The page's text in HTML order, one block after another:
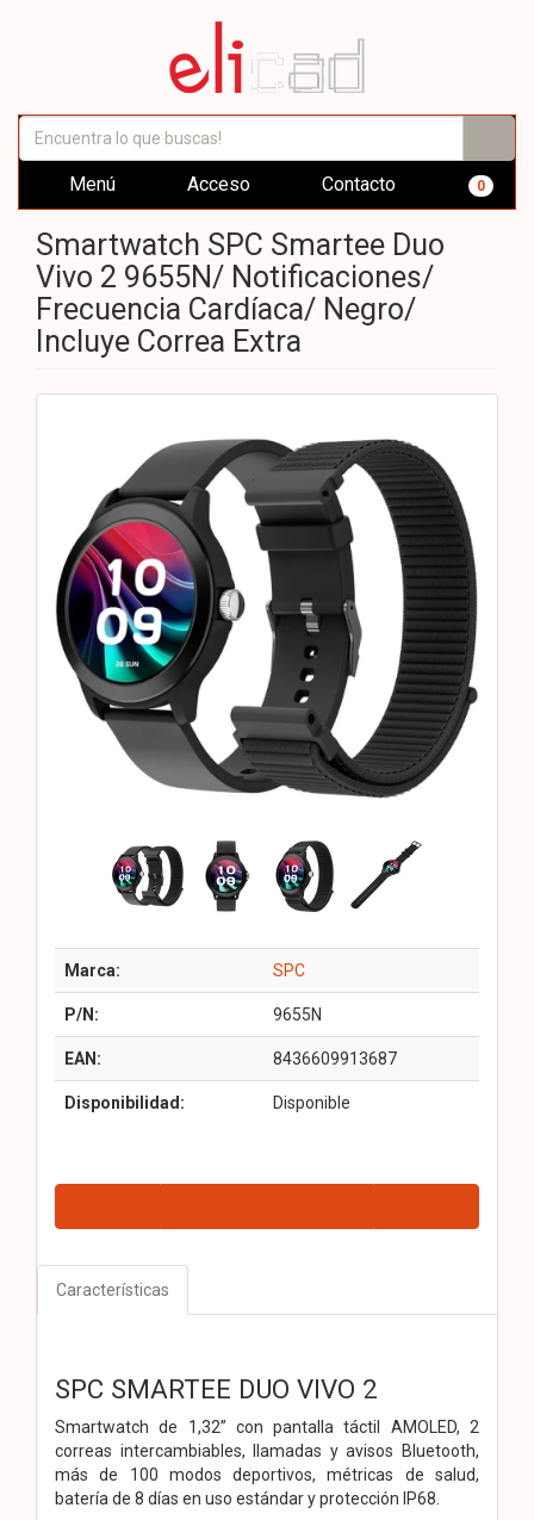
Menú Acceso Contacto 0
Smartwatch SPC Smartee Duo
Vivo 2 9655N/ Notificaciones/
Frecuencia Cardíaca/ Negro/
Incluye Correa Extra
Marca: SPC
P/N: 9655N
EAN: 8436609913687
Disponibilidad: Disponible
Características
SPC SMARTEE DUO VIVO 2
Smartwatch de 1,32” con pantalla táctil AMOLED, 2
correas intercambiables, llamadas y avisos Bluetooth,
más de 100 modos deportivos, métricas de salud,
batería de 8 días en uso estándar y protección IP68.